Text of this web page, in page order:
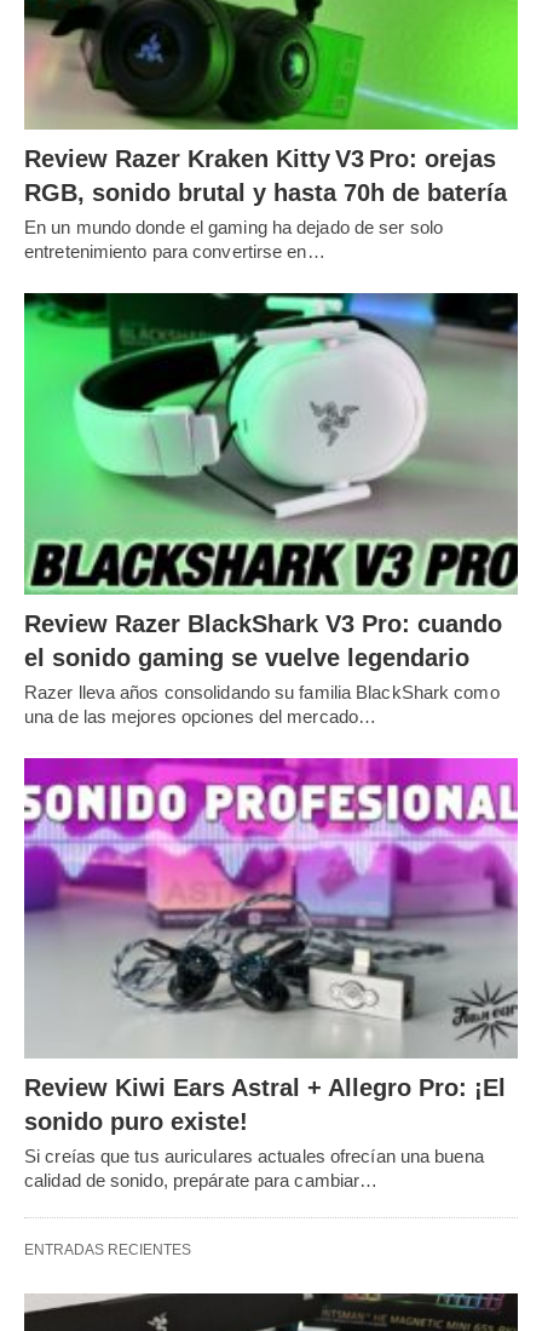
Review Razer Kraken Kitty V3 Pro: orejas
RGB, sonido brutal y hasta 70h de batería
En un mundo donde el gaming ha dejado de ser solo
entretenimiento para convertirse en…
Review Razer BlackShark V3 Pro: cuando
el sonido gaming se vuelve legendario
Razer lleva años consolidando su familia BlackShark como
una de las mejores opciones del mercado…
Review Kiwi Ears Astral + Allegro Pro: ¡El
sonido puro existe!
Si creías que tus auriculares actuales ofrecían una buena
calidad de sonido, prepárate para cambiar…
ENTRADAS RECIENTES